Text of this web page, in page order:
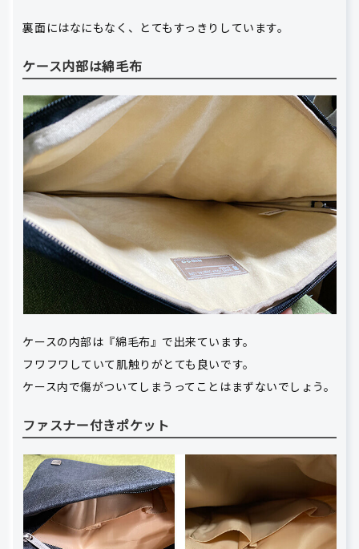
裏面にはなにもなく、とてもすっきりしています。
ケース内部は綿毛布
ケースの内部は『綿毛布』で出来ています。
フワフワしていて肌触りがとても良いです。
ケース内で傷がついてしまうってことはまずないでしょう。
ファスナー付きポケット